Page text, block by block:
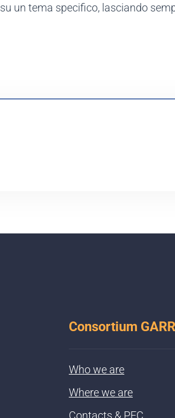
un tema specifico, lasciando
Consortium GARR
Who we are
Where we are
Contacts & PEC